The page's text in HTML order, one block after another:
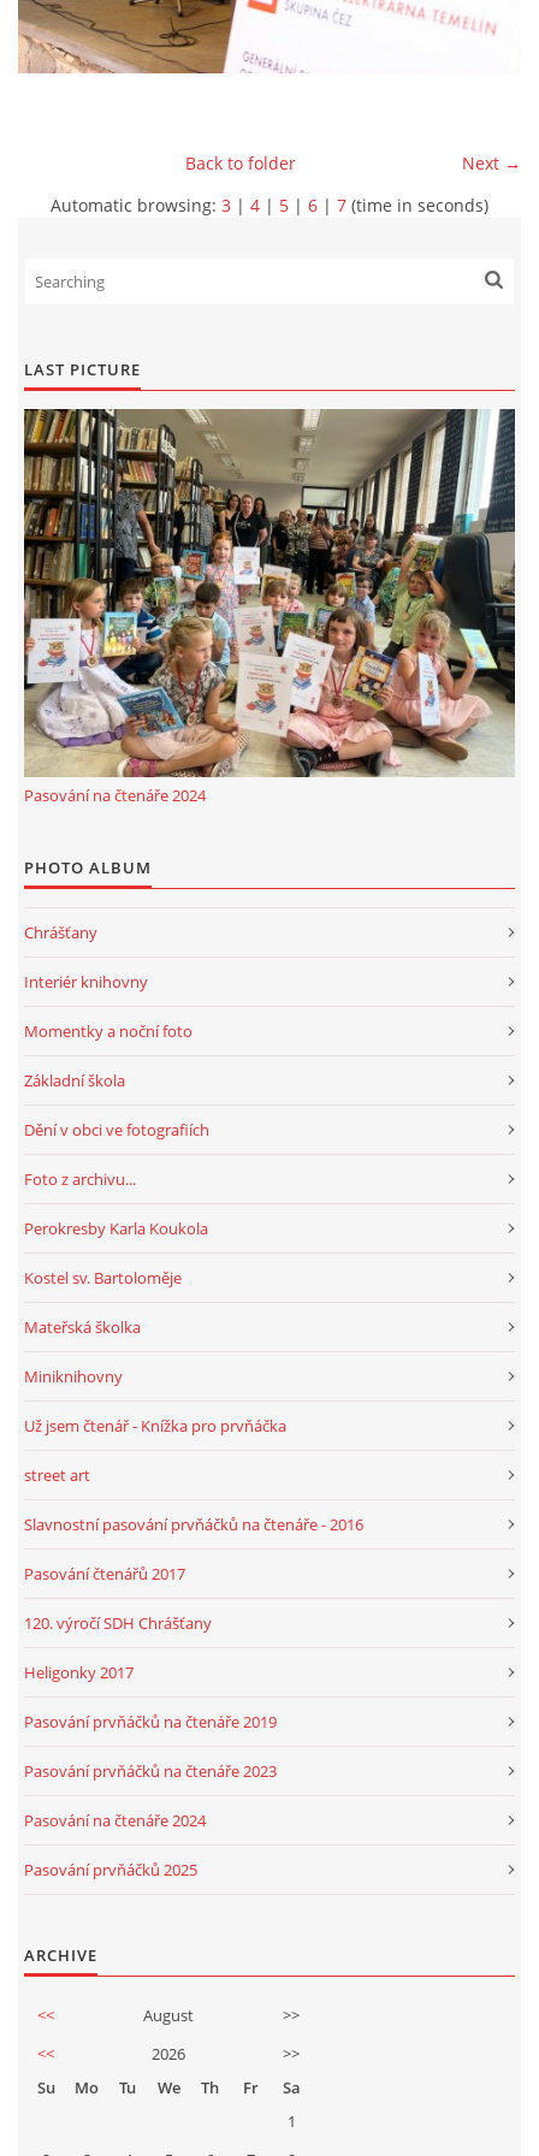
Next →
Back to folder
Automatic browsing: 3 | 4 | 5 | 6 | 7 (time in seconds)
LAST PICTURE
Pasování na čtenáře 2024
PHOTO ALBUM
Chrášťany
Interiér knihovny
Momentky a noční foto
Základní škola
Dění v obci ve fotografiích
Foto z archivu...
Perokresby Karla Koukola
Kostel sv. Bartoloměje
Mateřská školka
Miniknihovny
Už jsem čtenář - Knížka pro prvňáčka
street art
Slavnostní pasování prvňáčků na čtenáře - 2016
Pasování čtenářů 2017
120. výročí SDH Chrášťany
Heligonky 2017
Pasování prvňáčků na čtenáře 2019
Pasování prvňáčků na čtenáře 2023
Pasování na čtenáře 2024
Pasování prvňáčků 2025
ARCHIVE
<< August
>>
<<
2026
>>
Su
Mo Tu We Th Fr
Sa
1